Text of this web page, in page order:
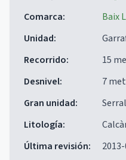
Comarca:
Baix
Unidad:
Recorrido:
15
Desnivel:
7
Gran unidad:
Litología:
Última revisión: